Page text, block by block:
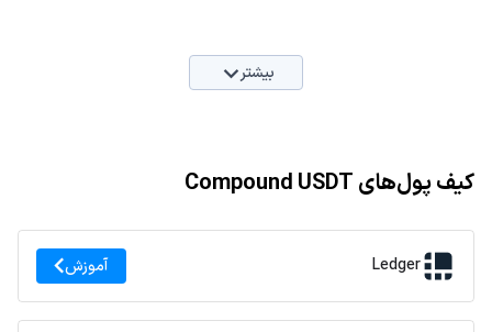
بیشتر
کیف پول‌های Compound USDT
Ledger آموزش